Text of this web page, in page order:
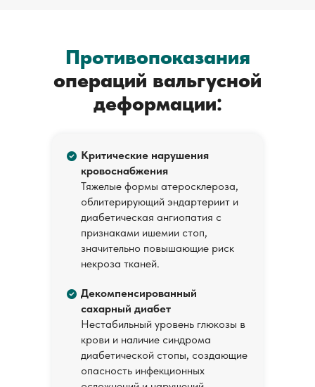
Противопоказания
операций вальгусной
деформации:
Критические нарушения
кровоснабжения
Тяжелые формы атеросклероза,
облитерирующий эндартериит и
диабетическая ангиопатия с
признаками ишемии стоп,
значительно повышающие риск
некроза тканей.
Декомпенсированный
сахарный диабет
Нестабильный уровень глюкозы в
крови и наличие синдрома
диабетической стопы, создающие
опасность инфекционных